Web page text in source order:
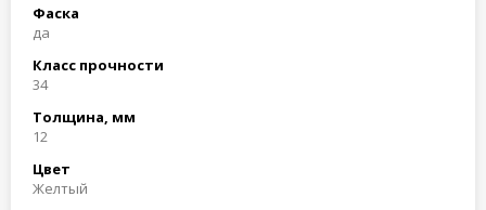
Фаска
да
Класс прочности
34
Толщина, мм
12
Цвет
Желтый